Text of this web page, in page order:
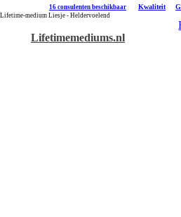
16 consulenten beschikbaar Kwaliteit
Lifetime-medium Liesje - Heldervoelend
Lifetimemediums.nl